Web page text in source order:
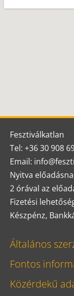
Fesztiválkatlan
Tel: +36 30 908
Email:
Nyitva
2 órával az
Fizetési
Készpénz,
Általános
Fontos
Közérdekű